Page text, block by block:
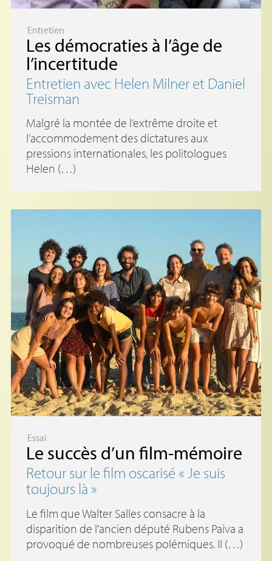
Entretien
Les démocraties à l’âge de
l’incertitude
Entretien avec Helen Milner et Daniel
Treisman
Malgré la montée de l’extrême droite et
l’accommodement des dictatures aux
pressions internationales, les politologues
Helen (…)
Essai
Le succès d’un film-mémoire
Retour sur le film oscarisé «Je suis
toujours là »
Le film que Walter Salles consacre à la
disparition de l’ancien député Rubens Paiva a
provoqué de nombreuses polémiques. Il (…)